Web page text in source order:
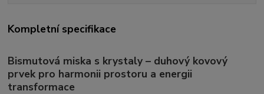
Kompletní specifikace
Bismutová miska s krystaly – duhový kovový
prvek pro harmonii prostoru a energii
transformace